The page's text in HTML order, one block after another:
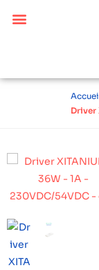
Driver